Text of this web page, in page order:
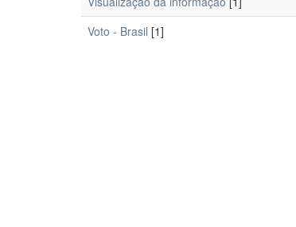
Voto - Brasil [1]